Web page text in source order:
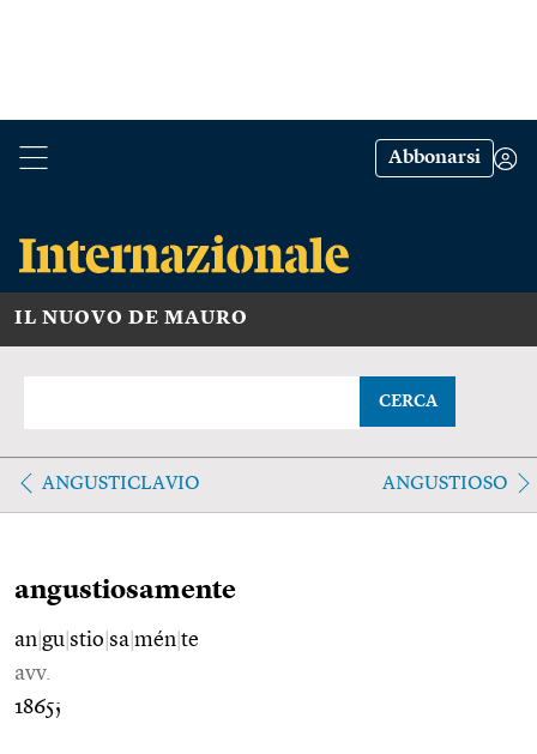
Abbonarsi
IL NUOVO DE MAURO
CERCA
ANGUSTICLAVIO ANGUSTIOSO
angustiosamente
an gu stio sa mén te
avv.
1865;